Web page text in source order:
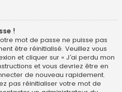
!
mot de passe ne puisse pas
être réinitialisé. Veuillez vous
et cliquer sur « J’ai perdu mon
et vous devriez être en
de nouveau rapidement.
pas réinitialiser votre mot de